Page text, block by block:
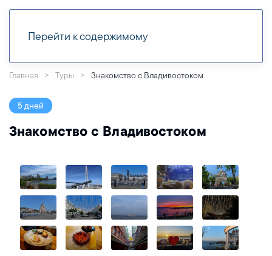
Перейти к содержимому
Главная Туры Знакомство с Владивостоком
5 дней
Знакомство с Владивостоком